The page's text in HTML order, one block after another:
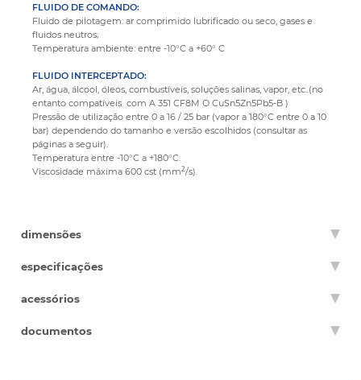
FLUIDO DE COMANDO:
Fluido de pilotagem: ar comprimido lubrificado ou seco, gases e
fluidos neutros;
Temperatura ambiente: entre -10°C a +60° C
FLUIDO INTERCEPTADO:
Ar, água, álcool, óleos, combustíveis, soluções salinas, vapor, etc..(no
entanto compatíveis com A 351 CF8M O CuSn5Zn5Pb5-B )
Pressão de utilização entre 0 a 16 / 25 bar (vapor a 180°C entre 0 a 10
bar) dependendo do tamanho e versão escolhidos (consultar as
páginas a seguir).
Temperatura entre -10°C a +180°C.
Viscosidade máxima 600 cst (mm2/s).
dimensões
especificações
acessórios
documentos